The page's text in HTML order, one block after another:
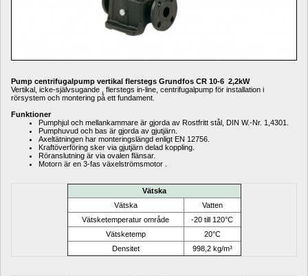
Pump centrifugalpump vertikal flerstegs Grundfos CR 10-6 2,2kW
Vertikal, icke-självsugande , flerstegs in-line, centrifugalpump för installation i
rörsystem och montering på ett fundament.
Funktioner
Pumphjul och mellankammare är gjorda av Rostfritt stål, DIN W.-Nr. 1,4301.
Pumphuvud och bas är gjorda av gjutjärn.
Axeltätningen har monteringslängd enligt EN 12756.
Kraftöverföring sker via gjutjärn delad koppling.
Röranslutning är via ovalen flänsar.
Motorn är en 3-fas växelströmsmotor .
Vätska
Vätska
Vatten
Vätsketemperatur område
-20 till 120°C
Vätsketemp
20°C
Densitet
998,2 kg/m³